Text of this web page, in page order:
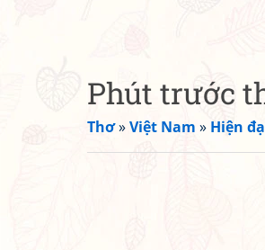
Phút trước
Thơ»Việt Nam » Hiện